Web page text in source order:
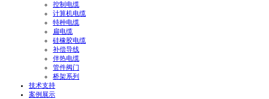
控制电缆
计算机电缆
特种电缆
扁电缆
硅橡胶电缆
补偿导线
伴热电缆
管件阀门
桥架系列
技术支持
案例展示